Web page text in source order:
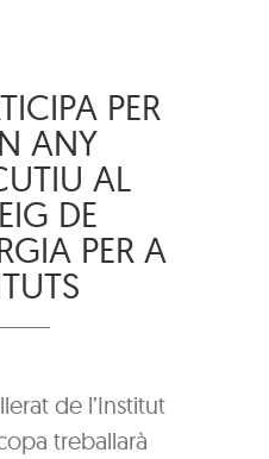
PER
ANY
AL
DE
PER A
de l’Institut
treballarà